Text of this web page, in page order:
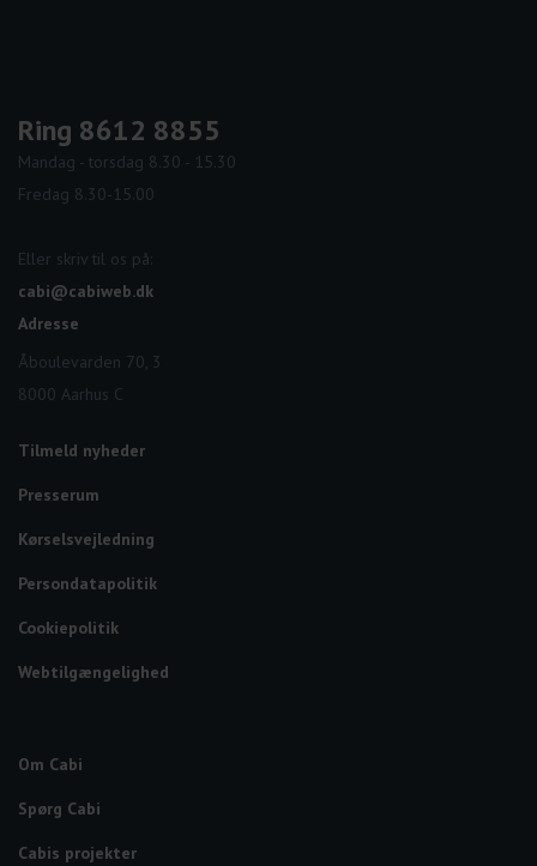
Ring 8612 8855
Mandag - torsdag 8.30 - 15.30
Fredag 8.30-15.00
Eller skriv til os på:
cabi@cabiweb.dk
Adresse
Åboulevarden 70, 3
8000 Aarhus C
Tilmeld nyheder
Presserum
Kørselsvejledning
Persondatapolitik
Cookiepolitik
Webtilgængelighed
Om Cabi
Spørg Cabi
Cabis projekter